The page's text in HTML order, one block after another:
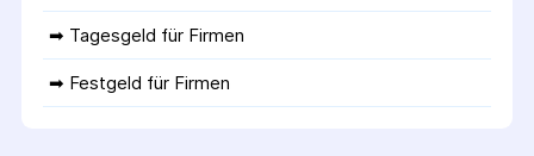
➡ Tagesgeld für Firmen
➡ Festgeld für Firmen